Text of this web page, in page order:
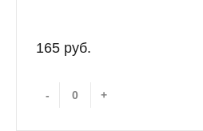
165 руб.
- +